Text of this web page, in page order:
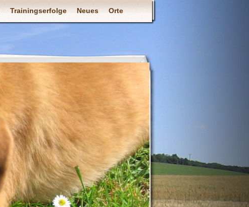
Trainingserfolge Neues Orte